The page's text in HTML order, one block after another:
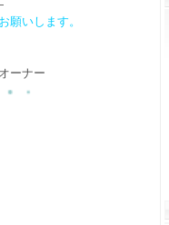
願いします。
ーナー